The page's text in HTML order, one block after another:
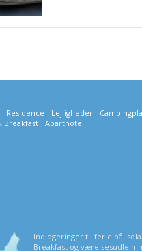
Residence Lejligheder
Breakfast
Aparthotel
Indlogeringer til ferie på
Breakfast og